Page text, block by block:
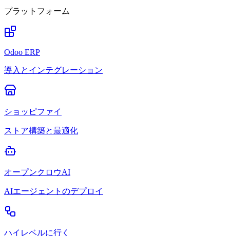
プラットフォーム
Odoo ERP
導入とインテグレーション
ショッピファイ
ストア構築と最適化
オープンクロウAI
AIエージェントのデプロイ
ハイレベルに行く